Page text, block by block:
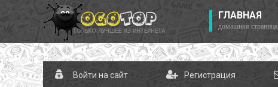
ГЛАВНАЯ
домашняя страница
Войти на сайт Регистрация